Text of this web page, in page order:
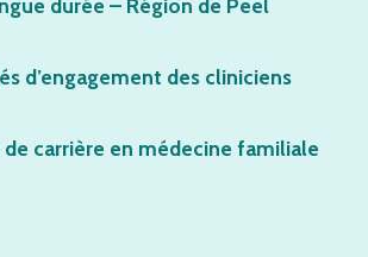
d’engagement des cliniciens
carrière en médecine familiale